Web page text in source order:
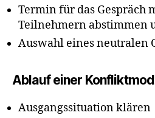
Termin für das Gespräch
Teilnehmern abstimmen
Auswahl eines neutralen
Ablauf einer
Ausgangssituation klären